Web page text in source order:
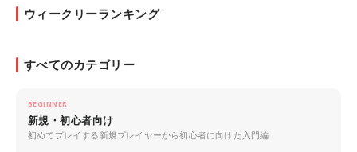
ウィークリーランキング
すべてのカテゴリー
BEGINNER
新規・初心者向け
初めてプレイする新規プレイヤーから初心者に向けた入門編